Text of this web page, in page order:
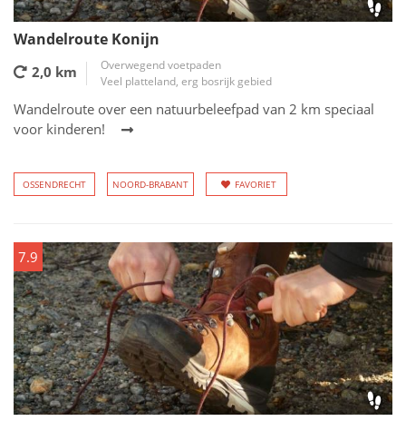
Wandelroute Konijn
2,0 km
Overwegend voetpaden
Veel platteland, erg bosrijk gebied
Wandelroute over een natuurbeleefpad van 2 km speciaal
voor kinderen!
OSSENDRECHT NOORD-BRABANT FAVORIET
7.9